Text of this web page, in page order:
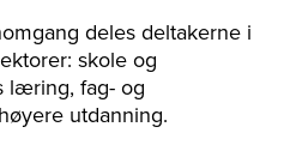
deles deltakerne i
skole og
læring, fag- og
utdanning.